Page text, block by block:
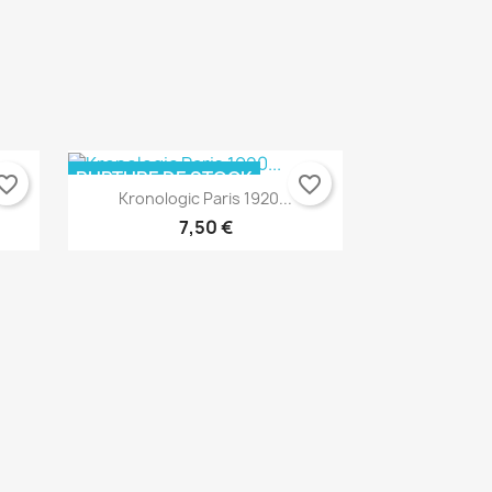
Kronologic Paris 1920...
7,50 €
RUPTURE DE STOCK favorite_border